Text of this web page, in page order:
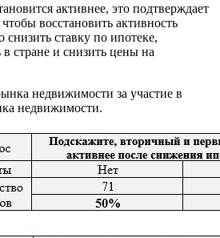
активнее, это подтверждает
восстановить активность
снизить ставку по ипотеке,
в стране и снизить цены на
недвижимости за участие в
недвижимости.